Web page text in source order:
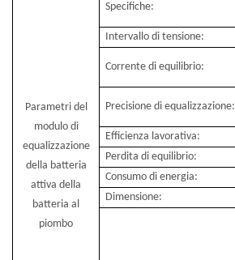
Parametri del
modulo di
equalizzazione
della batteria
attiva della
batteria al
piombo
Specifiche:
Intervallo di tensione:
Corrente di equilibrio:
Precisione di equalizzazione:
Efficienza lavorativa:
Perdita di equilibrio:
Consumo di energia:
Dimensione: